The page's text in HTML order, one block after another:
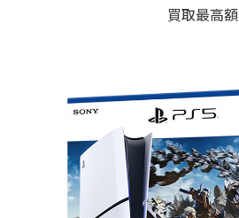
買取最高額